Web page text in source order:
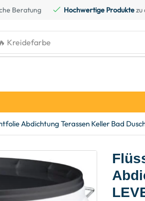
Beratung Hochwertige Produktezu
Kreidefarbe
Abdichtung Terassen Keller Bad